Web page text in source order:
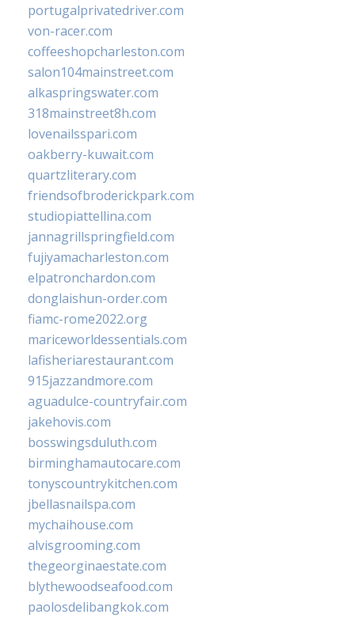
portugalprivatedriver.com
von-racer.com
coffeeshopcharleston.com
salon104mainstreet.com
alkaspringswater.com
318mainstreet8h.com
lovenailsspari.com
oakberry-kuwait.com
quartzliterary.com
friendsofbroderickpark.com
studiopiattellina.com
jannagrillspringfield.com
fujiyamacharleston.com
elpatronchardon.com
donglaishun-order.com
fiamc-rome2022.org
mariceworldessentials.com
lafisheriarestaurant.com
915jazzandmore.com
aguadulce-countryfair.com
jakehovis.com
bosswingsduluth.com
birminghamautocare.com
tonyscountrykitchen.com
jbellasnailspa.com
mychaihouse.com
alvisgrooming.com
thegeorginaestate.com
blythewoodseafood.com
paolosdelibangkok.com